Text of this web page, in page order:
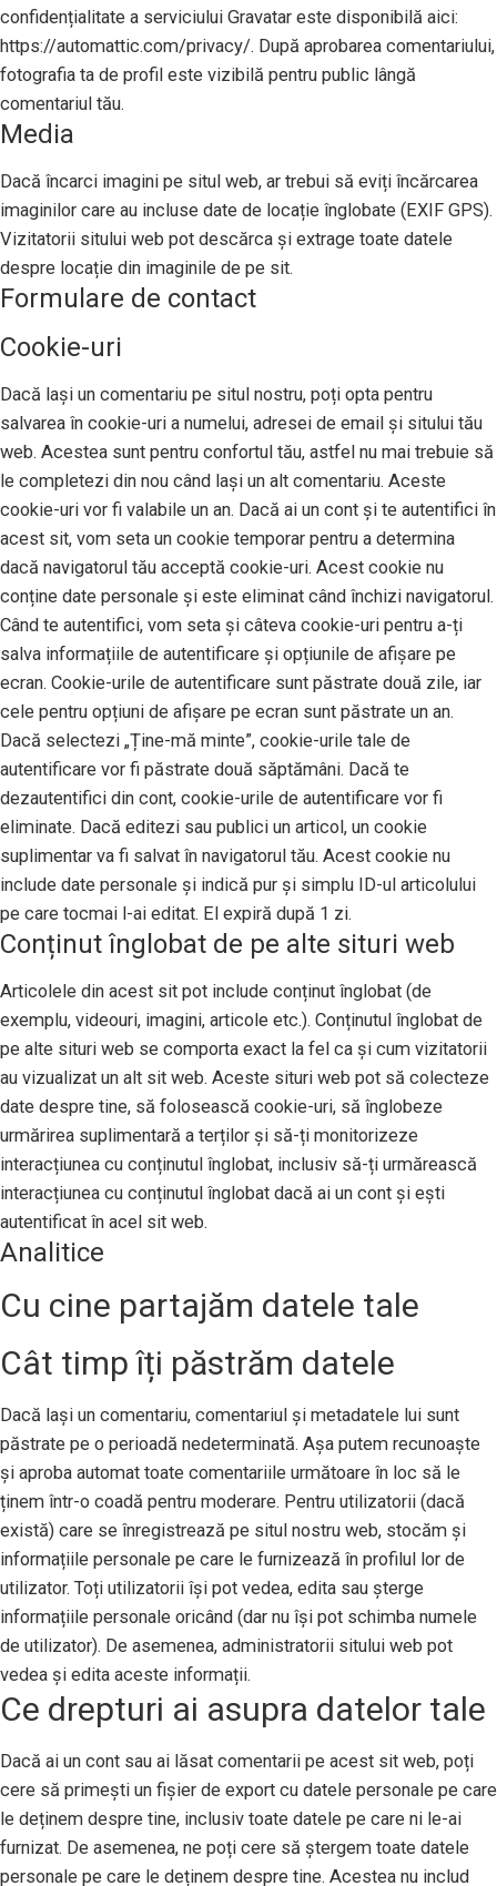
confidențialitate a serviciului Gravatar este disponibilă aici:
https://automattic.com/privacy/. După aprobarea comentariului,
fotografia ta de profil este vizibilă pentru public lângă
comentariul tău.
Media
Dacă încarci imagini pe situl web, ar trebui să eviți încărcarea
imaginilor care au incluse date de locație înglobate (EXIF GPS).
Vizitatorii sitului web pot descărca și extrage toate datele
despre locație din imaginile de pe sit.
Formulare de contact
Cookie-uri
Dacă lași un comentariu pe situl nostru, poți opta pentru
salvarea în cookie-uri a numelui, adresei de email și sitului tău
web. Acestea sunt pentru confortul tău, astfel nu mai trebuie să
le completezi din nou când lași un alt comentariu. Aceste
cookie-uri vor fi valabile un an. Dacă ai un cont și te autentifici în
acest sit, vom seta un cookie temporar pentru a determina
dacă navigatorul tău acceptă cookie-uri. Acest cookie nu
conține date personale și este eliminat când închizi navigatorul.
Când te autentifici, vom seta și câteva cookie-uri pentru a-ți
salva informațiile de autentificare și opțiunile de afișare pe
ecran. Cookie-urile de autentificare sunt păstrate două zile, iar
cele pentru opțiuni de afișare pe ecran sunt păstrate un an.
Dacă selectezi „Ține-mă minte”, cookie-urile tale de
autentificare vor fi păstrate două săptămâni. Dacă te
dezautentifici din cont, cookie-urile de autentificare vor fi
eliminate. Dacă editezi sau publici un articol, un cookie
suplimentar va fi salvat în navigatorul tău. Acest cookie nu
include date personale și indică pur și simplu ID-ul articolului
pe care tocmai l-ai editat. El expiră după 1 zi.
Conținut înglobat de pe alte situri web
Articolele din acest sit pot include conținut înglobat (de
exemplu, videouri, imagini, articole etc.). Conținutul înglobat de
pe alte situri web se comporta exact la fel ca și cum vizitatorii
au vizualizat un alt sit web. Aceste situri web pot să colecteze
date despre tine, să folosească cookie-uri, să înglobeze
urmărirea suplimentară a terților și să-ți monitorizeze
interacțiunea cu conținutul înglobat, inclusiv să-ți urmărească
interacțiunea cu conținutul înglobat dacă ai un cont și ești
autentificat în acel sit web.
Analitice
Cu cine partajăm datele tale
Cât timp îți păstrăm datele
Dacă lași un comentariu, comentariul și metadatele lui sunt
păstrate pe o perioadă nedeterminată. Așa putem recunoaște
și aproba automat toate comentariile următoare în loc să le
ținem într-o coadă pentru moderare. Pentru utilizatorii (dacă
există) care se înregistrează pe situl nostru web, stocăm și
informațiile personale pe care le furnizează în profilul lor de
utilizator. Toți utilizatorii își pot vedea, edita sau șterge
informațiile personale oricând (dar nu își pot schimba numele
de utilizator). De asemenea, administratorii sitului web pot
vedea și edita aceste informații.
Ce drepturi ai asupra datelor tale
Dacă ai un cont sau ai lăsat comentarii pe acest sit web, poți
cere să primești un fișier de export cu datele personale pe care
le deținem despre tine, inclusiv toate datele pe care ni le-ai
furnizat. De asemenea, ne poți cere să ștergem toate datele
personale pe care le deținem despre tine. Acestea nu includ